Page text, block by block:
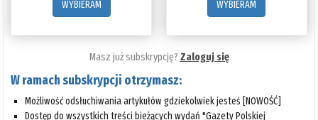
WYBIERAM
WYBIERAM
Masz już subskrypcję? Zaloguj się
W ramach subskrypcji otrzymasz:
Możliwość odsłuchiwania artykułów gdziekolwiek jesteś [NOWOŚĆ]
Dostęp do wszystkich treści bieżących wydań "Gazety Polskiej